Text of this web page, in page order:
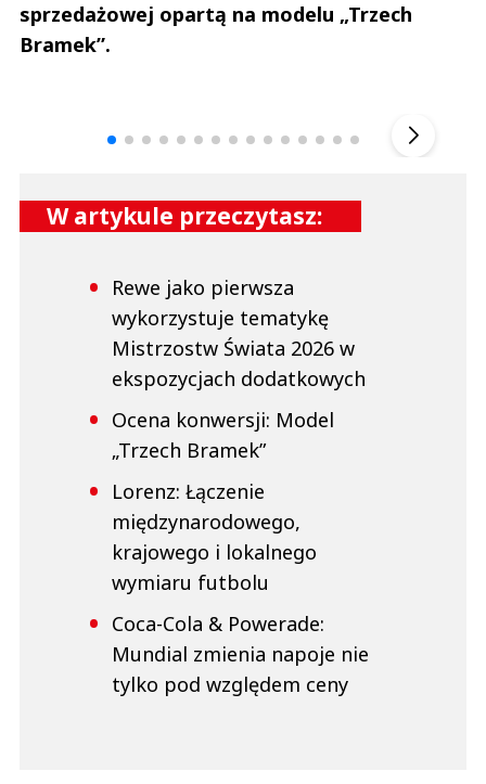
sprzedażowej opartą na modelu „Trzech
Bramek”.
W artykule przeczytasz:
Rewe jako pierwsza
wykorzystuje tematykę
Mistrzostw Świata 2026 w
ekspozycjach dodatkowych
Ocena konwersji: Model
„Trzech Bramek”
Lorenz: Łączenie
międzynarodowego,
krajowego i lokalnego
wymiaru futbolu
Coca-Cola & Powerade:
Mundial zmienia napoje nie
tylko pod względem ceny